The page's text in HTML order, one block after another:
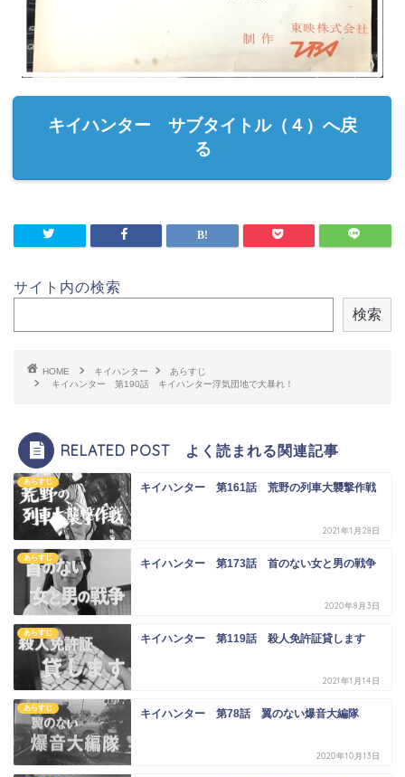
キイハンター サブタイトル（４）へ戻
る
サイト内の検索
検索
HOME キイハンター
あらすじ
キイハンター 第190話 キイハンター浮気団地で大暴れ！
RELATED POST よく読まれる関連記事
あらすじ キイハンター 第161話 荒野の列車大襲撃作戦
2021年1月28日
あらすじ キイハンター 第173話 首のない女と男の戦争
2020年8月3日
あらすじ キイハンター 第119話 殺人免許証貸します
2021年1月14日
あらすじ キイハンター 第78話 翼のない爆音大編隊
2020年10月13日